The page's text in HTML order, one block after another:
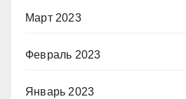
Март 2023
Февраль 2023
Январь 2023